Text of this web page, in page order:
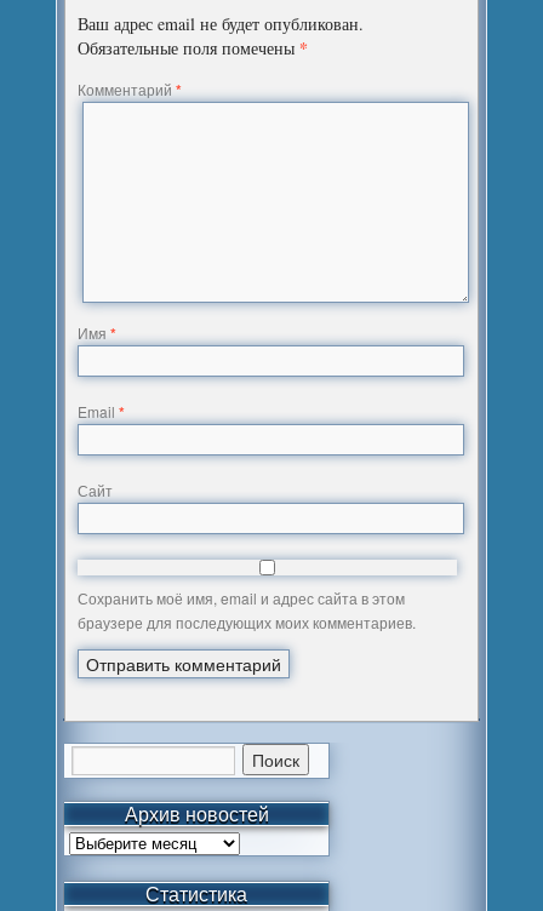
Ваш адрес email не будет опубликован.
Обязательные поля помечены *
Комментарий*
Имя*
Email*
Сайт
Сохранить моё имя, email и адрес сайта в этом
браузере для последующих моих комментариев.
Архив новостей
Статистика